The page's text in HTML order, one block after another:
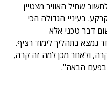
שחיל האוויר מצטיין
בעיניי הגדולה הכי
דבר טכני אלא
נמצא בתהליך לימוד רציף.
ולאחר מכן למה זה קרה,
הבאה".